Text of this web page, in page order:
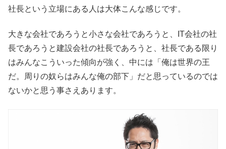
社長という立場にある人は大体こんな感じです。
大きな会社であろうと小さな会社であろうと、IT会社の社
長であろうと建設会社の社長であろうと、社長である限り
はみんなこういった傾向が強く、中には「俺は世界の王
だ。周りの奴らはみんな俺の部下」だと思っているのでは
ないかと思う事さえあります。